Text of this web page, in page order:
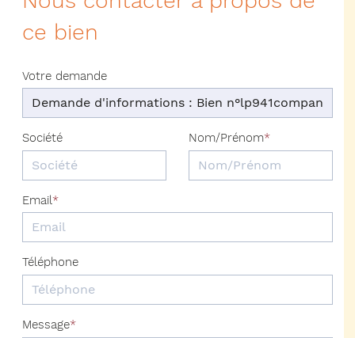
ce bien
Votre demande
Société Nom/Prénom
Email
Téléphone
Message